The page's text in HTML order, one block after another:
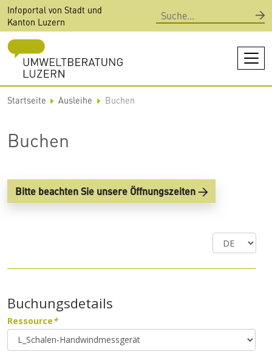
Direkt
zum
Inhalt
Infoportal von Stadt und
Kanton Luzern
Suche
Startseite Ausleihe Buchen
Buchen
Bitte beachten Sie unsere Öffnungszeiten
Buchungsdetails
Ressource*